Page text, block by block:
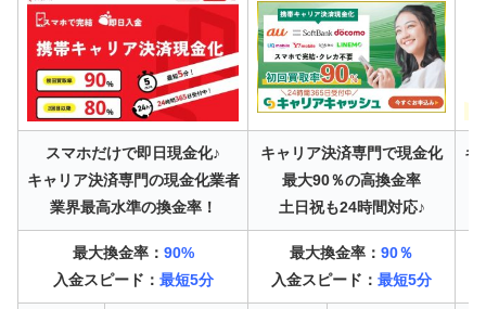
スマホだけで即日現金化♪
キャリア決済専門の現金化業者
業界最高水準の換金率！
キャリア決済専門で現金化
最大90％の高換金率
土日祝も24時間対応♪
キ
最大換金率： 90%
入金スピード： 最短5分
最大換金率： 90％
入金スピード： 最短5分